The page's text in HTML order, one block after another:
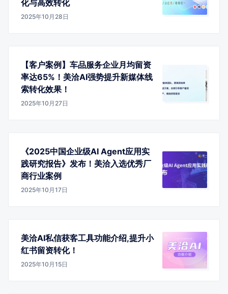
化与高效转化
2025年10月28日
【客户案例】车品服务企业月均留资
率达65%！美洽AI强势提升新媒体线
索转化效果！
2025年10月27日
《2025中国企业级AI Agent应用实
践研究报告》发布！美洽入选优秀厂
商行业案例
2025年10月17日
美洽AI私信获客工具功能介绍,提升小
红书留资转化！
2025年10月15日